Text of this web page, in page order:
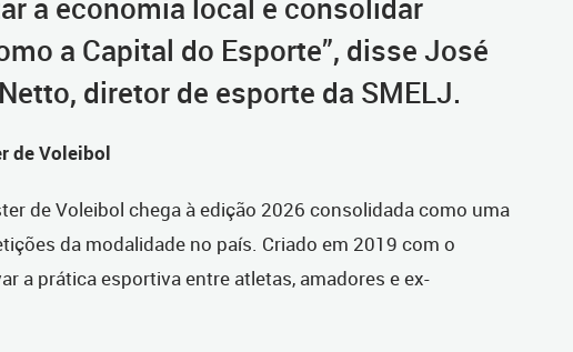
a economia local e consolidar
a Capital do Esporte”, disse José
diretor de esporte da SMELJ.
de Voleibol
de Voleibol chega à edição 2026 consolidada como uma
da modalidade no país. Criado em 2019 com o
a prática esportiva entre atletas, amadores e ex-